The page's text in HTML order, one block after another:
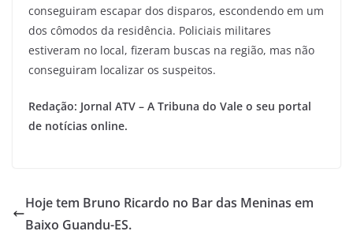
conseguiram escapar dos disparos, escondendo em um
dos cômodos da residência. Policiais militares
estiveram no local, fizeram buscas na região, mas não
conseguiram localizar os suspeitos.
Redação: Jornal ATV – A Tribuna do Vale o seu portal
de notícias online.
Hoje tem Bruno Ricardo no Bar das Meninas em
Baixo Guandu-ES.